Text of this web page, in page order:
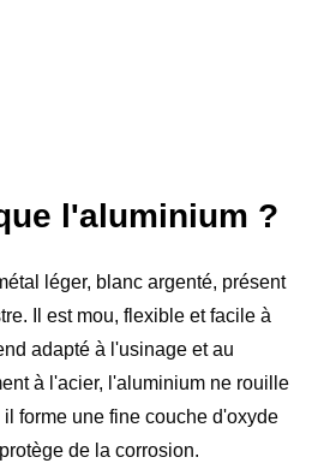
l'aluminium ?
léger, blanc argenté, présent
Il est mou, flexible et facile à
adapté à l'usinage et au
à l'acier, l'aluminium ne rouille
forme une fine couche d'oxyde
de la corrosion.